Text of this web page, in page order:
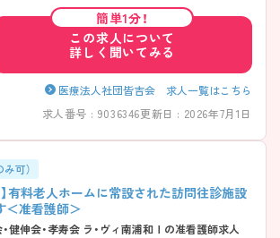
はもちろん、薬剤師・看護師・事務職員と多職種の
取れているので、分からないことは相談しやすい
＝個人宅への訪問」と、少し業務に抵抗がある方
問先は契約施設になるので、安心して訪問診療に挑
興味をお持ちの方はお気軽にお問い合わせくださ
簡単1分！
この求人について
詳しく聞いてみる
医療法人社団皆吉会 求人一覧はこちら
求人番号 : 9036346更新日 : 2026年7月1日
可）
有料老人ホームに常設された訪問往診施設
＜准看護師＞
健伸会・孝寿会 ラ・ヴィ南浦和Ⅰの准看護師求人